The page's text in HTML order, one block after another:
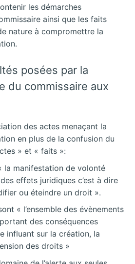
les démarches
ainsi que les faits
nature à compromettre la
posées par la
du commissaire aux
des actes menaçant la
en plus de la confusion du
» et « faits »:
la manifestation de volonté
effets juridiques c’est à dire
ou éteindre un droit ».
« l’ensemble des évènements
des conséquences
influant sur la création, la
des droits »